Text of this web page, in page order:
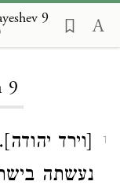
9
9
1
[וירד
נעשתה